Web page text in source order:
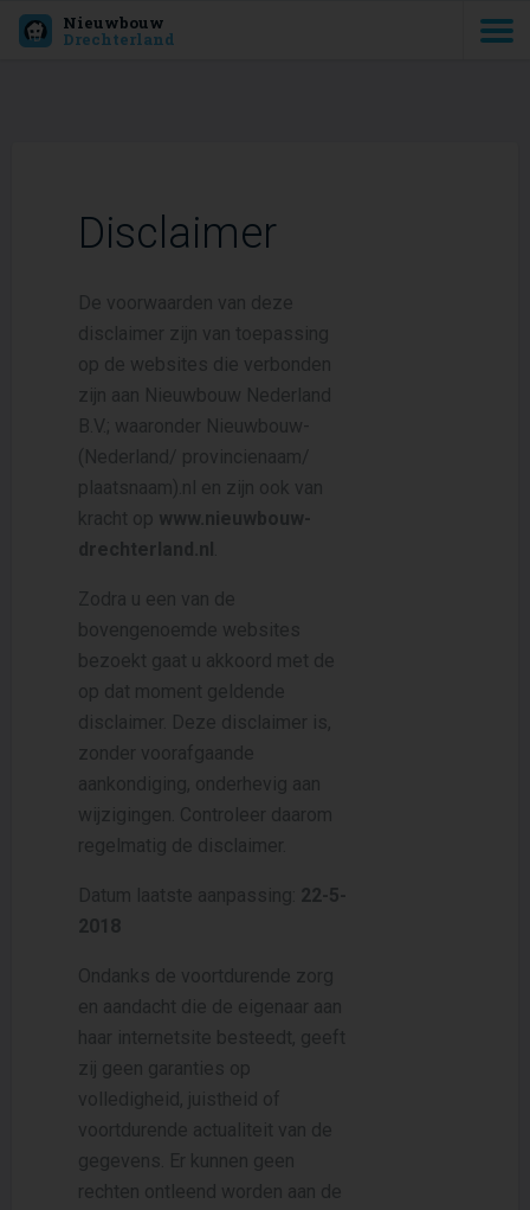
Nieuwbouw
Drechterland
Disclaimer
De voorwaarden van deze
disclaimer zijn van toepassing
op de websites die verbonden
zijn aan Nieuwbouw Nederland
B.V.; waaronder Nieuwbouw-
(Nederland/ provincienaam/
plaatsnaam).nl en zijn ook van
kracht op www.nieuwbouw-
drechterland.nl
Zodra u een van de
bovengenoemde websites
bezoekt gaat u akkoord met de
op dat moment geldende
disclaimer. Deze disclaimer is,
zonder voorafgaande
aankondiging, onderhevig aan
wijzigingen. Controleer daarom
regelmatig de disclaimer.
Datum laatste aanpassing: 22-5-
2018
Ondanks de voortdurende zorg
en aandacht die de eigenaar aan
haar internetsite besteedt, geeft
zij geen garanties op
volledigheid, juistheid of
voortdurende actualiteit van de
gegevens. Er kunnen geen
rechten ontleend worden aan de